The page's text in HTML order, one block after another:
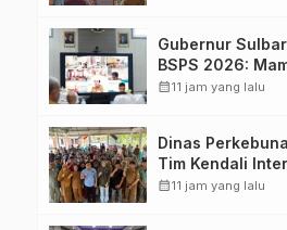
Gubernur
BSPS 2026:
Pasangkayu
calendar_month11 jam yang lalu
Dinas
Tim Kendali
Dukung
calendar_month11 jam yang lalu